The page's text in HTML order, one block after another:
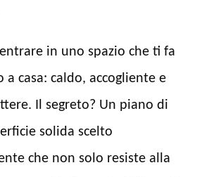
in uno spazio che ti fa
a casa: caldo, accogliente e
Il segreto? Un piano di
solida scelto
che non solo resiste alla